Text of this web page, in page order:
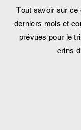
Tout savoir sur ce
derniers mois et
prévues pour le
crins